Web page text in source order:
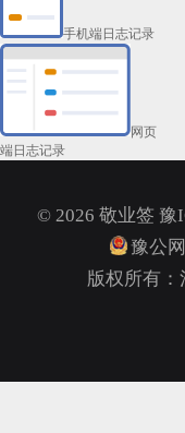
手机端日志记录
网页
端日志记录
© 2026 敬业签 豫
豫公
版权所有：